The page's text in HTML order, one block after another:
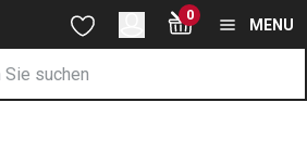
Geschirrschwämme CLEAN KIT, 3
Hauptinhalt springen
Suche springen
springen 0
MENU